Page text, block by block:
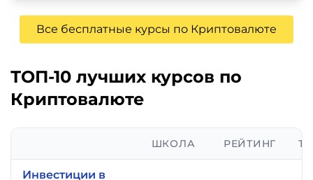
Все бесплатные курсы по Криптовалюте
ТОП-10 лучших курсов по
Криптовалюте
ШКОЛА РЕЙТИНГ
Инвестиции в